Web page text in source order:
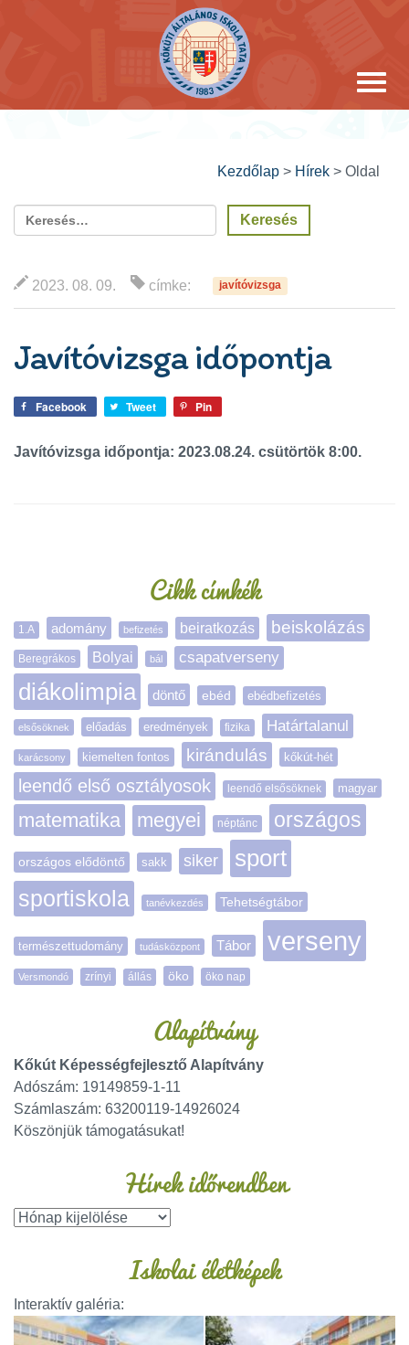
Kezdőlap > Hírek > Oldal
2023. 08. 09. címke: javítóvizsga
Javítóvizsga időpontja
Facebook Tweet Pin
Javítóvizsga időpontja: 2023.08.24. csütörtök 8:00.
Cikk címkék
1.A adomány befizetés beiratkozás beiskolázás
Beregrákos Bolyai bál csapatverseny
diákolimpia döntő ebéd ebédbefizetés
elsősöknek előadás eredmények fizika Határtalanul
karácsony kiemelten fontos kirándulás kőkút-hét
leendő első osztályosok leendő elsősöknek magyar
matematika megyei néptánc országos
országos elődöntő sakk siker sport
sportiskola tanévkezdés Tehetségtábor
természettudomány tudásközpont Tábor verseny
Versmondó zrínyi állás öko öko nap
Alapítvány
Kőkút Képességfejlesztő Alapítvány
Adószám: 19149859-1-11
Számlaszám: 63200119-14926024
Köszönjük támogatásukat!
Hírek időrendben
Iskolai életképek
Interaktív galéria: